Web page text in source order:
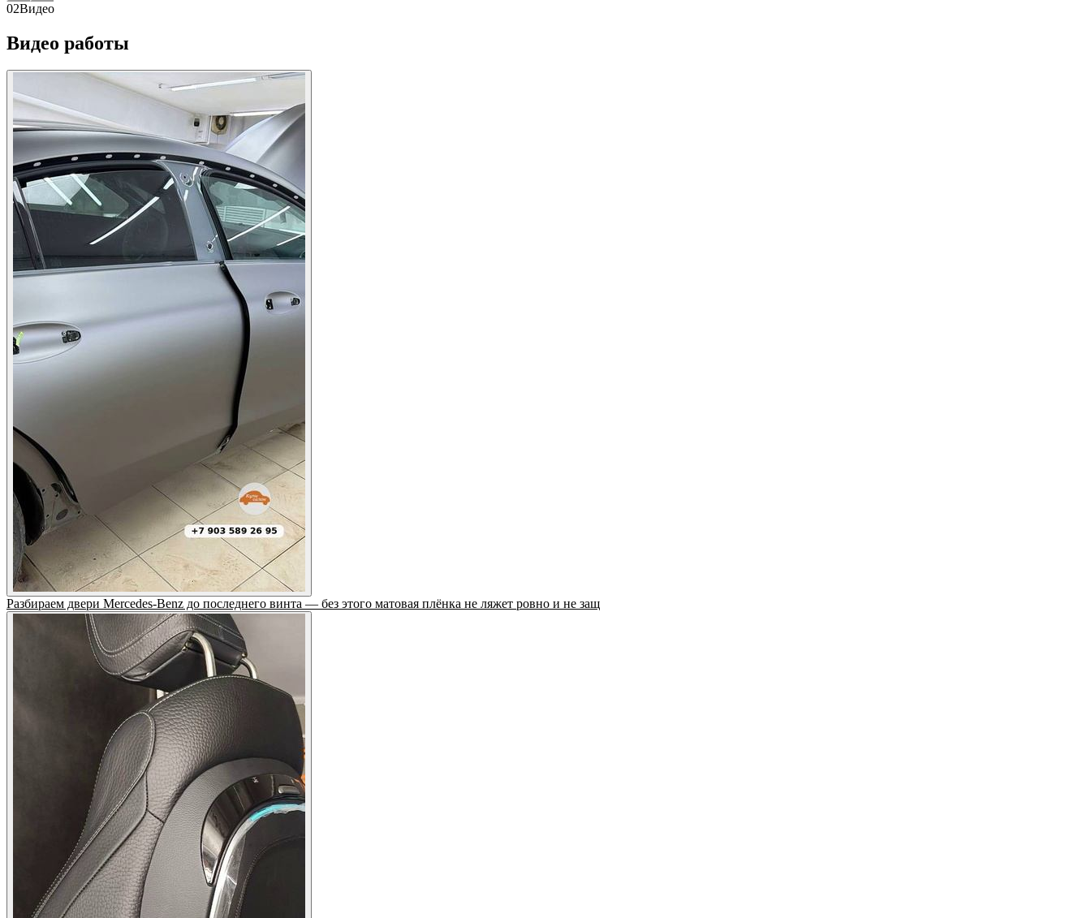
02Видео
Видео работы
Разбираем двери Mercedes-Benz до последнего винта — без этого матовая плёнка не ляжет ровно и не защ